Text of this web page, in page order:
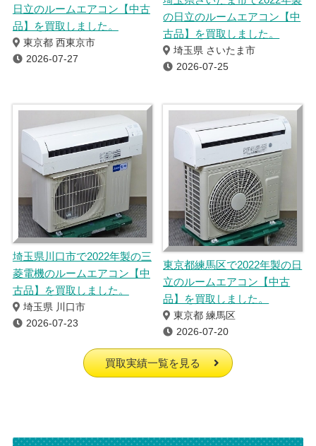
日立のルームエアコン【中古
品】を買取しました。
東京都 西東京市
2026-07-27
の日立のルームエアコン【中
古品】を買取しました。
埼玉県 さいたま市
2026-07-25
埼玉県川口市で2022年製の三
菱電機のルームエアコン【中
古品】を買取しました。
埼玉県 川口市
2026-07-23
東京都練馬区で2022年製の日
立のルームエアコン【中古
品】を買取しました。
東京都 練馬区
2026-07-20
買取実績一覧を見る